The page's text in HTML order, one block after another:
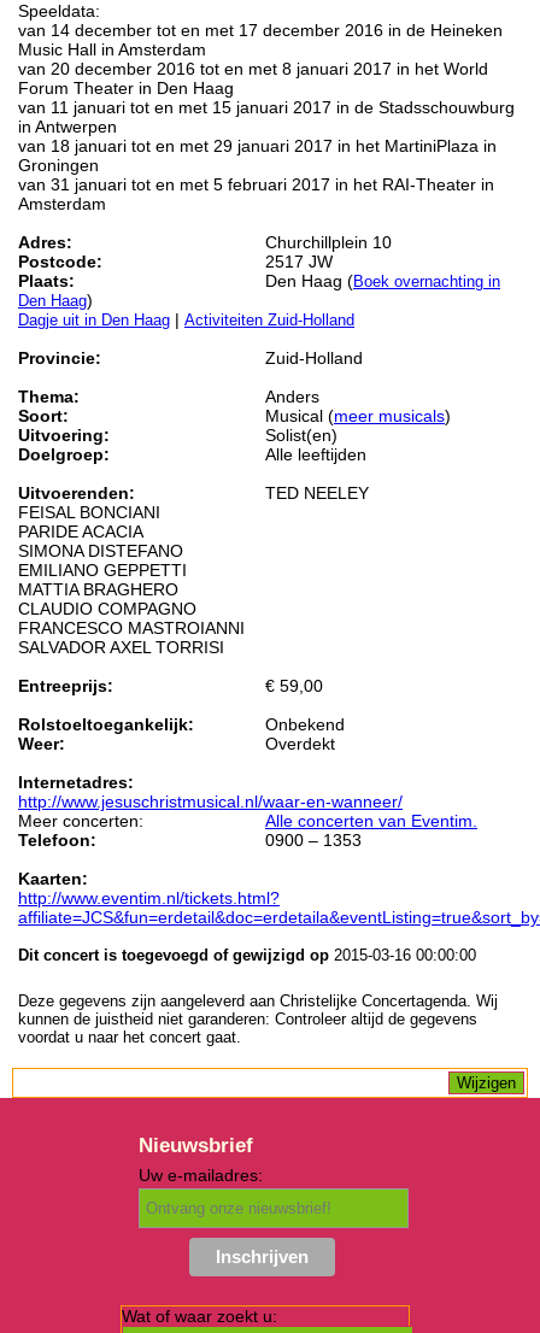
Speeldata:
van 14 december tot en met 17 december 2016 in de Heineken
Music Hall in Amsterdam
van 20 december 2016 tot en met 8 januari 2017 in het World
Forum Theater in Den Haag
van 11 januari tot en met 15 januari 2017 in de Stadsschouwburg
in Antwerpen
van 18 januari tot en met 29 januari 2017 in het MartiniPlaza in
Groningen
van 31 januari tot en met 5 februari 2017 in het RAI-Theater in
Amsterdam
Adres:
Churchillplein 10
Postcode:
2517 JW
Plaats:
Den Haag (Boek overnachting in
Den Haag)
Dagje uit in Den Haag | Activiteiten Zuid-Holland
Provincie:
Zuid-Holland
Thema:
Anders
Soort:
Musical (meer musicals)
Uitvoering:
Solist(en)
Doelgroep:
Alle leeftijden
Uitvoerenden:
TED NEELEY
FEISAL BONCIANI
PARIDE ACACIA
SIMONA DISTEFANO
EMILIANO GEPPETTI
MATTIA BRAGHERO
CLAUDIO COMPAGNO
FRANCESCO MASTROIANNI
SALVADOR AXEL TORRISI
Entreeprijs:
€ 59,00
Rolstoeltoegankelijk:
Onbekend
Weer:
Overdekt
Internetadres:
http://www.jesuschristmusical.nl/waar-en-wanneer/
Meer concerten:
Alle concerten van Eventim.
Telefoon:
0900 – 1353
Kaarten:
http://www.eventim.nl/tickets.html?
Dit concert is toegevoegd of gewijzigd op 2015-03-16 00:00:00
Deze gegevens zijn aangeleverd aan Christelijke Concertagenda. Wij
kunnen de juistheid niet garanderen: Controleer altijd de gegevens
voordat u naar het concert gaat.
Nieuwsbrief
Uw e-mailadres:
Wat of waar zoekt u: